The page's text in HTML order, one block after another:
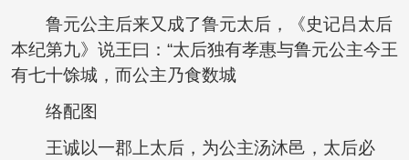
鲁元公主后来又成了鲁元太后，《史记吕太后
本纪第九》说王曰：“太后独有孝惠与鲁元公主今王
有七十馀城，而公主乃食数城
络配图
王诚以一郡上太后，为公主汤沐邑，太后必